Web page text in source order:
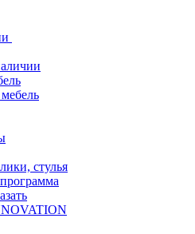
стулья